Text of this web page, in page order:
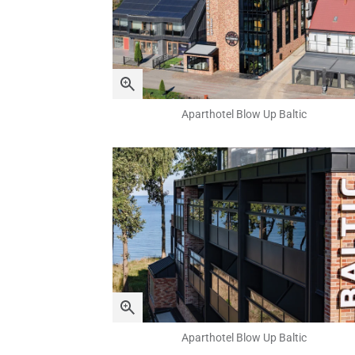
Aparthotel Blow Up Baltic
Aparthotel Blow Up Baltic